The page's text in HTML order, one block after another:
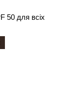
50 для всіх